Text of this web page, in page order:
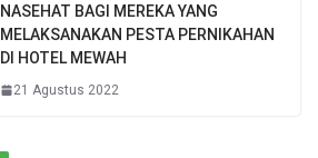
NASEHAT BAGI MEREKA YANG
MELAKSANAKAN PESTA PERNIKAHAN
DI HOTEL MEWAH
21 Agustus 2022